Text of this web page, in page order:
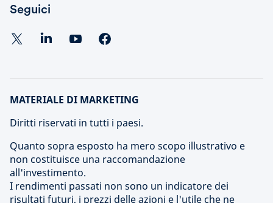
Seguici
MATERIALE DI MARKETING
Diritti riservati in tutti i paesi.
Quanto sopra esposto ha mero scopo illustrativo e
non costituisce una raccomandazione
all'investimento.
I rendimenti passati non sono un indicatore dei
risultati futuri, i prezzi delle azioni e l'utile che ne